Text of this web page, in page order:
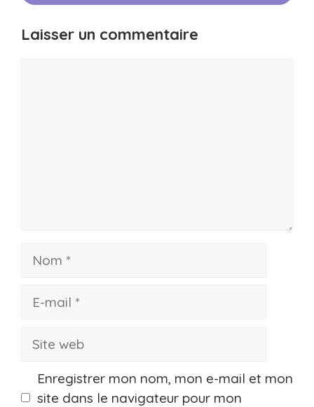
Laisser un commentaire
Enregistrer mon nom, mon e-mail et mon
site dans le navigateur pour mon